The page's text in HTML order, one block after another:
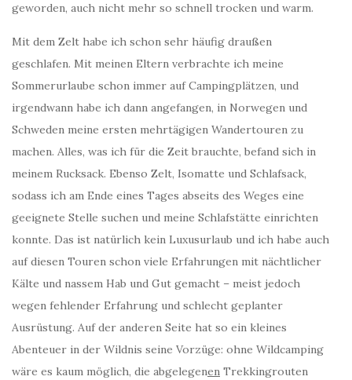
geworden, auch nicht mehr so schnell trocken und warm.
Mit dem Zelt habe ich schon sehr häufig draußen
geschlafen. Mit meinen Eltern verbrachte ich meine
Sommerurlaube schon immer auf Campingplätzen, und
irgendwann habe ich dann angefangen, in Norwegen und
Schweden meine ersten mehrtägigen Wandertouren zu
machen. Alles, was ich für die Zeit brauchte, befand sich in
meinem Rucksack. Ebenso Zelt, Isomatte und Schlafsack,
sodass ich am Ende eines Tages abseits des Weges eine
geeignete Stelle suchen und meine Schlafstätte einrichten
konnte. Das ist natürlich kein Luxusurlaub und ich habe auch
auf diesen Touren schon viele Erfahrungen mit nächtlicher
Kälte und nassem Hab und Gut gemacht – meist jedoch
wegen fehlender Erfahrung und schlecht geplanter
Ausrüstung. Auf der anderen Seite hat so ein kleines
Abenteuer in der Wildnis seine Vorzüge: ohne Wildcamping
wäre es kaum möglich, die abgelegenen Trekkingrouten